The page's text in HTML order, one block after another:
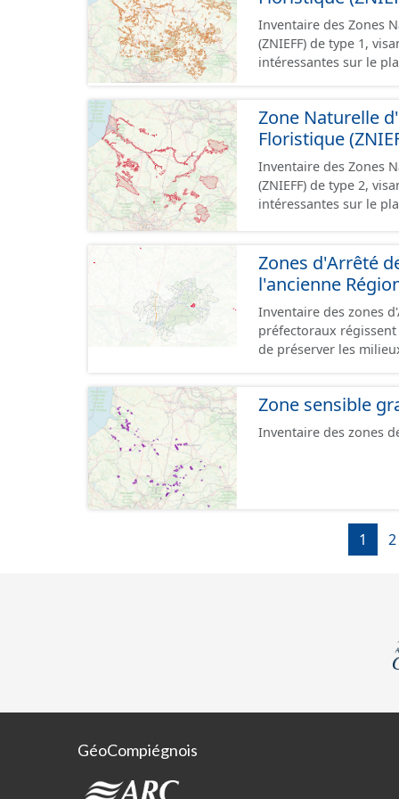
Inventaire des Zones
(ZNIEFF) de type 1,
intéressantes sur le
patrimoniales
Zone Naturelle
Floristique
Inventaire des Zones
(ZNIEFF) de type 2,
intéressantes sur le
intégrer 1 ou plusieurs
Zones d'Arrêté
l'ancienne
Inventaire des zones
préfectoraux
de préserver les
Zone sensible
Inventaire des zones
1 2
GéoCompiégnois